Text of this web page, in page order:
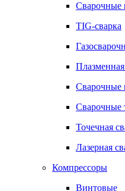
Сварочные
TIG-сварка
Плазменная
Сварочные
Сварочные
Точечная
Лазерная
Компрессоры
Винтовые